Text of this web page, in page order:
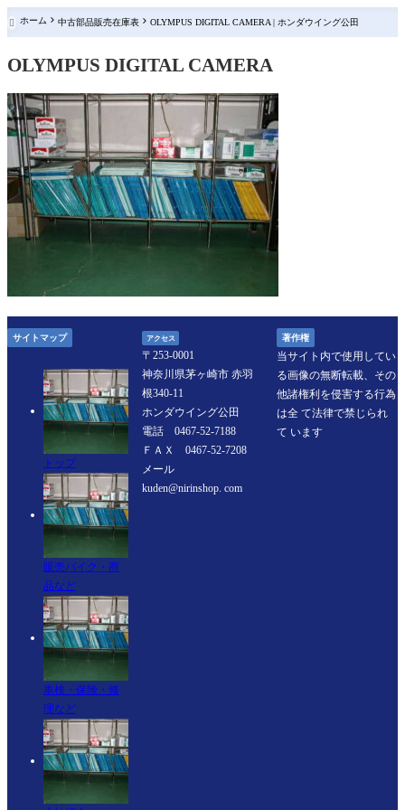
 ホーム 中古部品販売在庫表 OLYMPUS DIGITAL CAMERA | ホンダウイング公田
OLYMPUS DIGITAL CAMERA
サイトマップ
トップ
販売バイク・商
品など
車検・保険・修
理など
アクセス
〒253-0001
神奈川県茅ヶ崎市 ⾚⽻
根340-11
ホンダウイング公⽥
電話 0467-52-7188
ＦＡＸ 0467-52-7208
メール
kuden@nirinshop. com
著作権
当サイト内で使⽤してい
る画像の無断転載、その
他諸権利を侵害する⾏為
は全 て法律で禁じられ
て います